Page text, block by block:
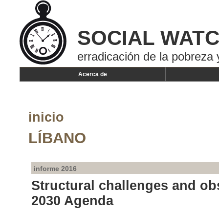
SOCIAL
erradicación de la pobreza
Acerca de
inicio
LÍBANO
informe 2016
Structural challenges and
2030 Agenda